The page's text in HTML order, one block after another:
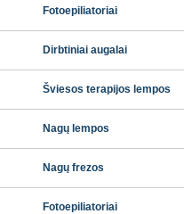
Fotoepiliatoriai
Dirbtiniai augalai
Šviesos terapijos lempos
Nagų lempos
Nagų frezos
Fotoepiliatoriai